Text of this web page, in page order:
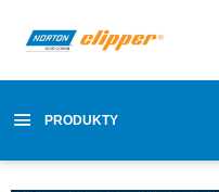
PRODUKTY